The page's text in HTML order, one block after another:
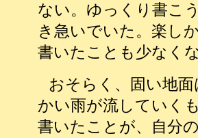
ない。ゆっくり書こ
き急いでいた。楽し
書いたことも少なく
おそらく、固い地
かい雨が流していく
書いたことが、自分